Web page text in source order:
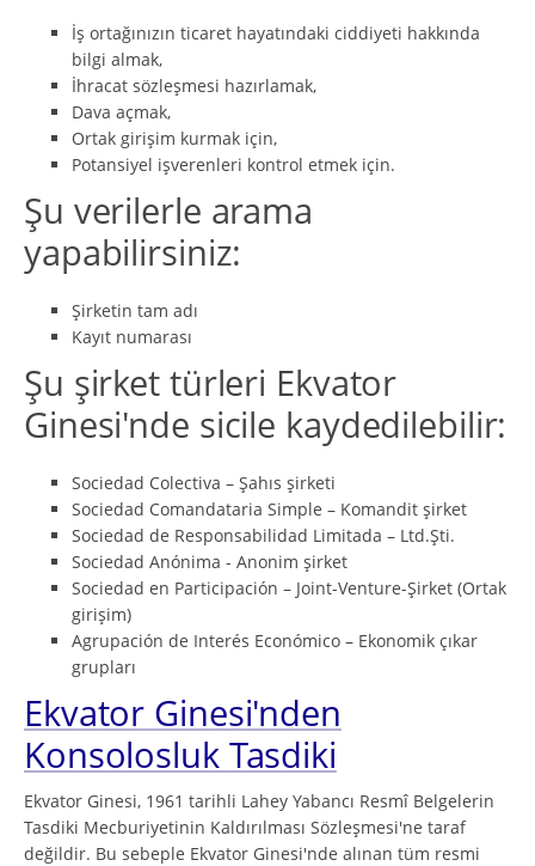
İş ortağınızın ticaret hayatındaki ciddiyeti hakkında
bilgi almak,
İhracat sözleşmesi hazırlamak,
Dava açmak,
Ortak girişim kurmak için,
Potansiyel işverenleri kontrol etmek için.
Şu verilerle arama
yapabilirsiniz:
Şirketin tam adı
Kayıt numarası
Şu şirket türleri Ekvator
Ginesi'nde sicile kaydedilebilir:
Sociedad Colectiva – Şahıs şirketi
Sociedad Comandataria Simple – Komandit şirket
Sociedad de Responsabilidad Limitada – Ltd.Şti.
Sociedad Anónima - Anonim şirket
Sociedad en Participación – Joint-Venture-Şirket (Ortak
girişim)
Agrupación de Interés Económico – Ekonomik çıkar
grupları
Ekvator Ginesi'nden
Konsolosluk Tasdiki
Ekvator Ginesi, 1961 tarihli Lahey Yabancı Resmî Belgelerin
Tasdiki Mecburiyetinin Kaldırılması Sözleşmesi'ne taraf
değildir. Bu sebeple Ekvator Ginesi'nde alınan tüm resmi